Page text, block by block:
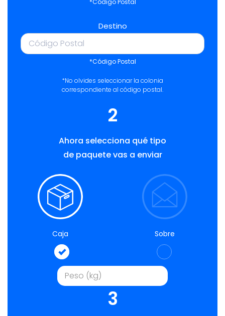
*Código Postal
Destino
*Código Postal
*No olvides seleccionar la colonia
correspondiente al código postal.
2
Ahora selecciona qué tipo
de paquete vas a enviar
Caja Sobre
3